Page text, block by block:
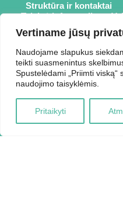
Vertiname jūsų
Naudojame slapukus
teikti suasmenintus
Spustelėdami „Priimti
naudojimo taisyklėmis.
Pritaikyti
Struktūra ir kontaktai
Teisinė informacija
Karjera
Partneriai
2026 © Elektrėnų
Savivaldybės biudžetinė
Elektrėnai, tel.: +370 648
Duomenys kaupiami ir
kodas